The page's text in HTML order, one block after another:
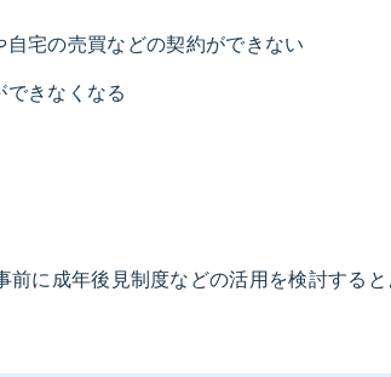
宅の売買などの契約ができない
きなくなる
に成年後見制度などの活用を検討する